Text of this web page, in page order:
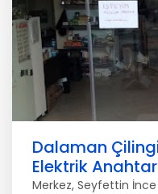
Dalaman
Elektrik Anahtar
Merkez, Seyfettin İnce